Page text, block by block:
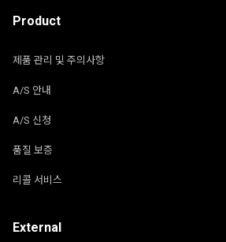
Product
제품 관리 및 주의사항
A/S 안내
A/S 신청
품질 보증
리콜 서비스
External